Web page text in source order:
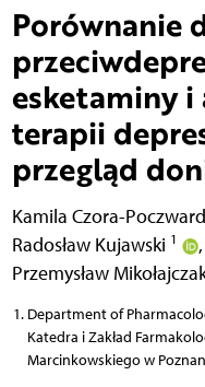
Porównanie
esketaminy
terapii
przegląd
Kamila Czora-
Radosław Kujawski 1 ,
Przemysław
Department of
Katedra i Zakład
Marcinkowskiego w